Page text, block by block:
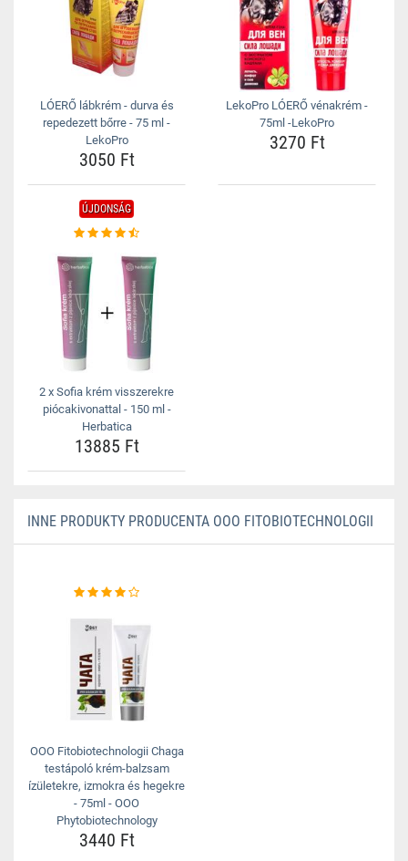
LÓERŐ lábkrém - durva és
repedezett bőrre - 75 ml -
LekoPro
3050 Ft
LekoPro LÓERŐ vénakrém -
75ml -LekoPro
3270 Ft
ÚJDONSÁG
2 x Sofia krém visszerekre
piócakivonattal - 150 ml -
Herbatica
13885 Ft
INNE PRODUKTY PRODUCENTA OOO FITOBIOTECHNOLOGII
OOO Fitobiotechnologii Chaga
testápoló krém-balzsam
ízületekre, izmokra és hegekre
- 75ml - OOO
Phytobiotechnology
3440 Ft